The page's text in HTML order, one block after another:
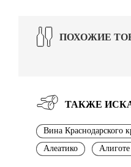
ПОХОЖИЕ
ТАКЖЕ
Вина Краснодарского
Алеатико
Алиготе